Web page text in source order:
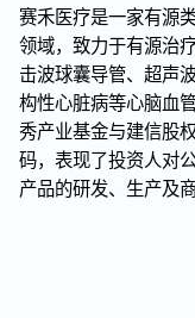
赛禾医疗是一家有源
领域，致力于有源治
击波球囊导管、超声
构性心脏病等心脑血
秀产业基金与建信股
码，表现了投资人对
产品的研发、生产及商